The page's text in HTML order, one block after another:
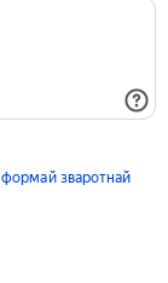
формай зваротнай